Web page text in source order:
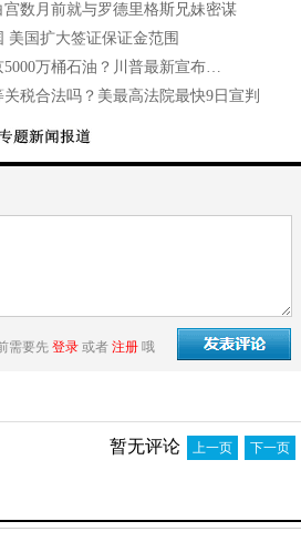
宫数月前就与罗德里格斯兄妹密谋
美国扩大签证保证金范围
5000万桶石油？川普最新宣布…
关税合法吗？美最高法院最快9日宣判
需要先 登录 或者 注册 哦
暂无评论 上一页 下一页